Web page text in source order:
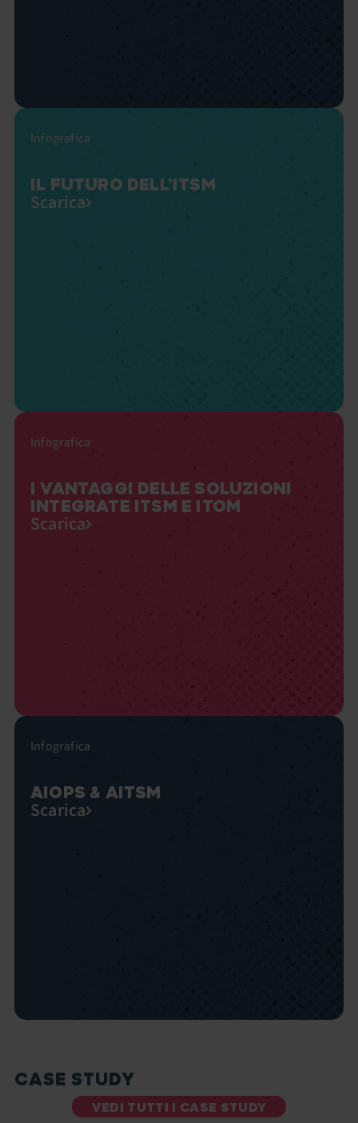
Infografica
IL FUTURO DELL’ITSM
Scarica
Infografica
I VANTAGGI DELLE SOLUZIONI
INTEGRATE ITSM E ITOM
Scarica
Infografica
AIOPS & AITSM
Scarica
CASE STUDY
VEDI TUTTI I CASE STUDY